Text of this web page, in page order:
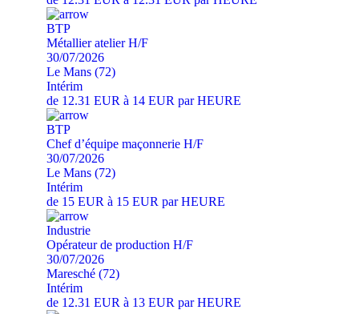
BTP
Métallier atelier H/F
30/07/2026
Le Mans (72)
Intérim
de 12.31 EUR à 14 EUR par HEURE
BTP
Chef d’équipe maçonnerie H/F
30/07/2026
Le Mans (72)
Intérim
de 15 EUR à 15 EUR par HEURE
Industrie
Opérateur de production H/F
30/07/2026
Maresché (72)
Intérim
de 12.31 EUR à 13 EUR par HEURE